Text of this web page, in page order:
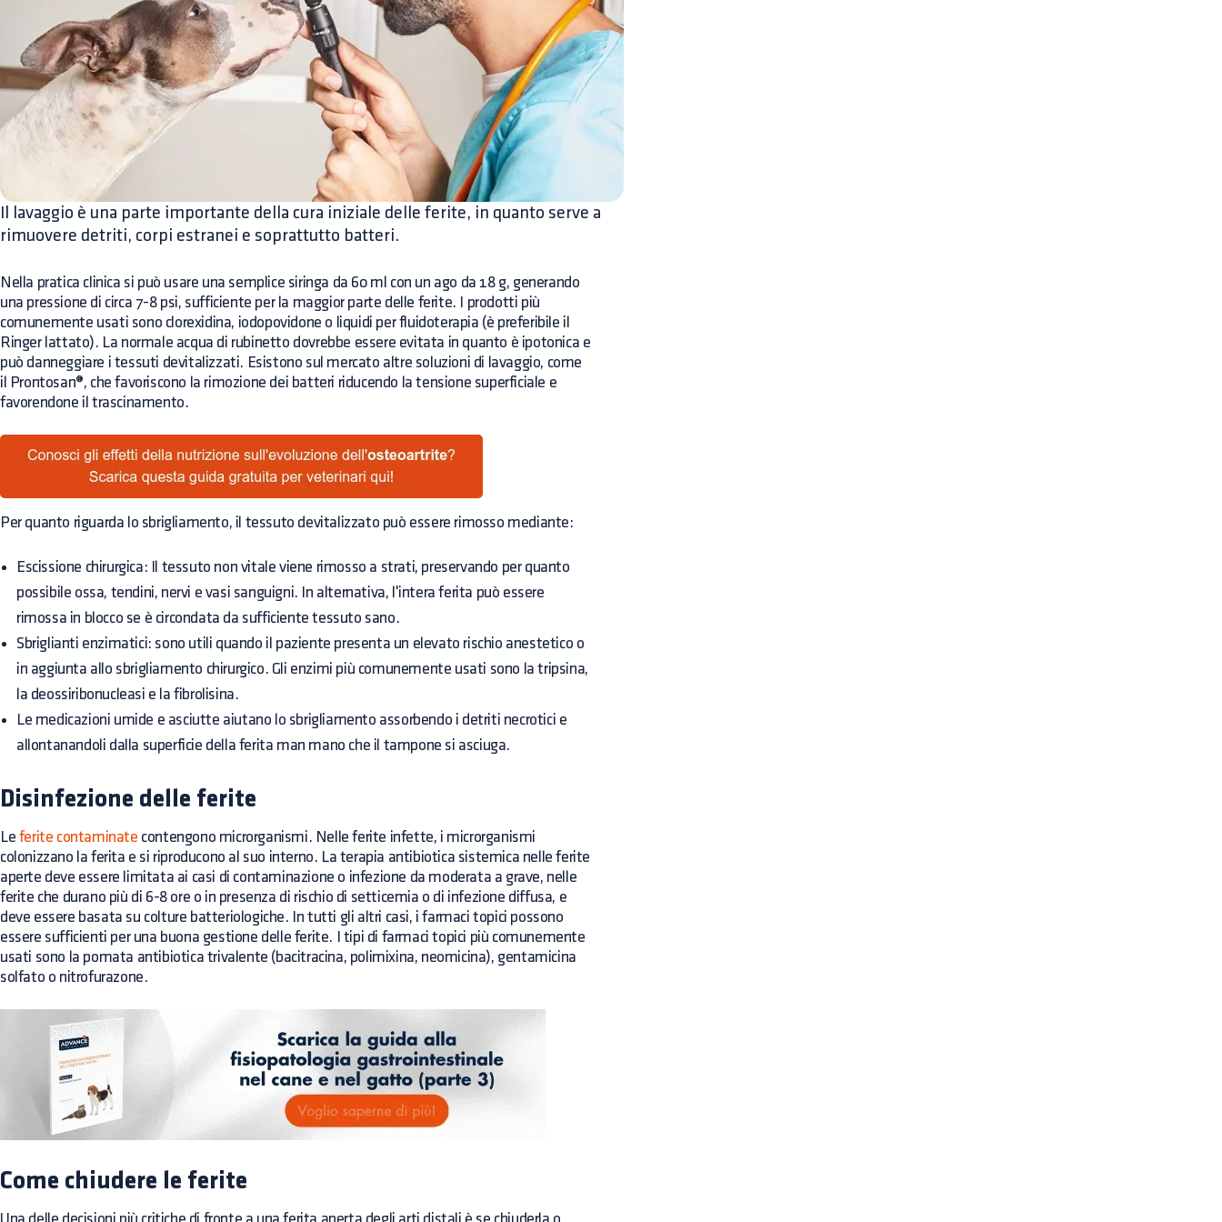
Il lavaggio è una parte importante della cura iniziale delle ferite, in quanto serve a
rimuovere detriti, corpi estranei e soprattutto batteri.
Nella pratica clinica si può usare una semplice siringa da 60 ml con un ago da 18 g, generando
una pressione di circa 7-8 psi, sufficiente per la maggior parte delle ferite. I prodotti più
comunemente usati sono clorexidina, iodopovidone o liquidi per fluidoterapia (è preferibile il
Ringer lattato). La normale acqua di rubinetto dovrebbe essere evitata in quanto è ipotonica e
può danneggiare i tessuti devitalizzati. Esistono sul mercato altre soluzioni di lavaggio, come
il Prontosan®, che favoriscono la rimozione dei batteri riducendo la tensione superficiale e
favorendone il trascinamento.
Per quanto riguarda lo sbrigliamento, il tessuto devitalizzato può essere rimosso mediante:
Escissione chirurgica: Il tessuto non vitale viene rimosso a strati, preservando per quanto
possibile ossa, tendini, nervi e vasi sanguigni. In alternativa, l'intera ferita può essere
rimossa in blocco se è circondata da sufficiente tessuto sano.
Sbriglianti enzimatici: sono utili quando il paziente presenta un elevato rischio anestetico o
in aggiunta allo sbrigliamento chirurgico. Gli enzimi più comunemente usati sono la tripsina,
la deossiribonucleasi e la fibrolisina.
Le medicazioni umide e asciutte aiutano lo sbrigliamento assorbendo i detriti necrotici e
allontanandoli dalla superficie della ferita man mano che il tampone si asciuga.
Disinfezione delle ferite
Le ferite contaminate contengono microrganismi. Nelle ferite infette, i microrganismi
colonizzano la ferita e si riproducono al suo interno. La terapia antibiotica sistemica nelle ferite
aperte deve essere limitata ai casi di contaminazione o infezione da moderata a grave, nelle
ferite che durano più di 6-8 ore o in presenza di rischio di setticemia o di infezione diffusa, e
deve essere basata su colture batteriologiche. In tutti gli altri casi, i farmaci topici possono
essere sufficienti per una buona gestione delle ferite. I tipi di farmaci topici più comunemente
usati sono la pomata antibiotica trivalente (bacitracina, polimixina, neomicina), gentamicina
solfato o nitrofurazone.
Come chiudere le ferite
Una delle decisioni più critiche di fronte a una ferita aperta degli arti distali è se chiuderla o